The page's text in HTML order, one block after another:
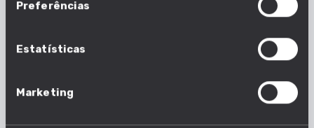
Preferências
Estatísticas
Marketing
Contactos
WEBSITE